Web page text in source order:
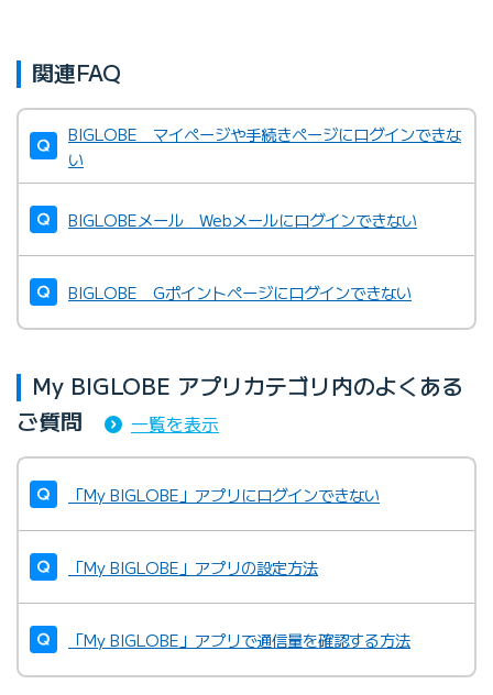
関連FAQ
BIGLOBE マイページや手続きページにログインできな
い
BIGLOBEメール Webメールにログインできない
BIGLOBE Gポイントページにログインできない
My BIGLOBE アプリカテゴリ内のよくある
ご質問
一覧を表示
「My BIGLOBE」アプリにログインできない
「My BIGLOBE」アプリの設定方法
「My BIGLOBE」アプリで通信量を確認する方法